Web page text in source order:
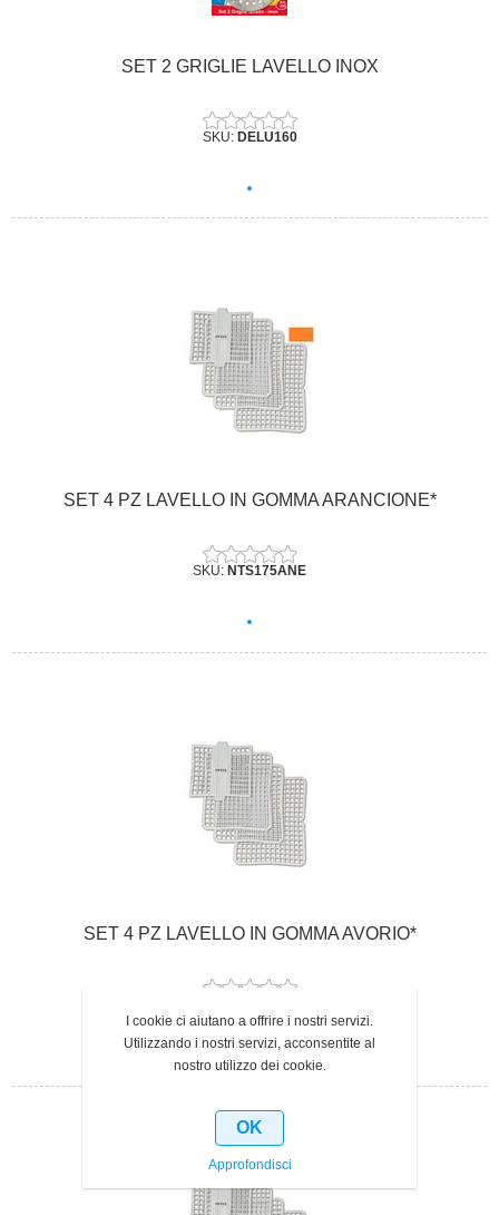
SET 2 GRIGLIE LAVELLO INOX
SKU: DELU160
SET 4 PZ LAVELLO IN GOMMA ARANCIONE*
SKU: NTS175ANE
SET 4 PZ LAVELLO IN GOMMA AVORIO*
I cookie ci aiutano a offrire i nostri servizi.
Utilizzando i nostri servizi, acconsentite al
nostro utilizzo dei cookie.
OK
Approfondisci